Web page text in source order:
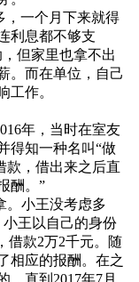
，一个月下来就得
利息都不够支
但家里也拿不出
。而在单位，自己
工作。
年，当时在室友
得知一种名叫“做
款，借出来之后直
酬。 ”
。小王没考虑多
小王以自己的身份
借款2万2千元。随
相应的报酬。在之